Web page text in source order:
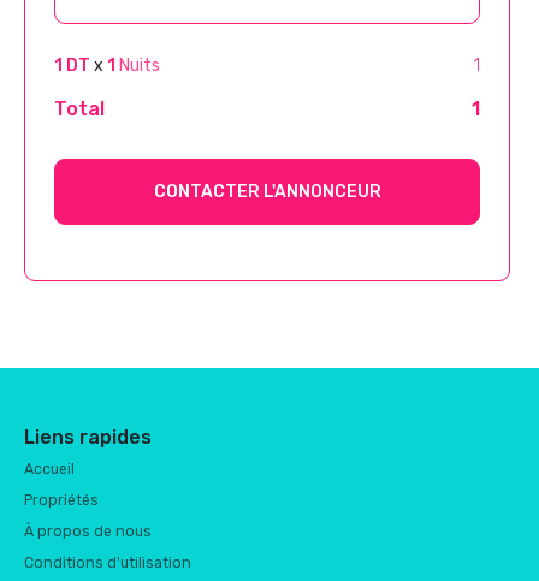
1 DT x 1 Nuits 1
Total 1
CONTACTER L'ANNONCEUR
Liens rapides
Accueil
Propriétés
À propos de nous
Conditions d'utilisation